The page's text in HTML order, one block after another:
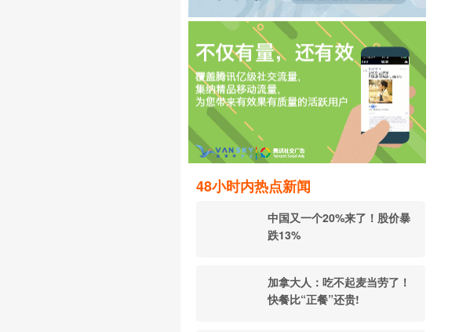
48小时内热点新闻
中国又一个20%来了！股价暴
跌13%
加拿大人：吃不起麦当劳了！
快餐比“正餐”还贵!